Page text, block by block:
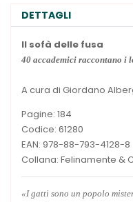
DETTAGLI
Il sofà delle fusa
40 accademici raccontano i
A cura di Giordano
Pagine: 184
Codice: 61280
EAN: 978-88-793-4128-8
Collana: Felinamente &
«I gatti sono un popolo